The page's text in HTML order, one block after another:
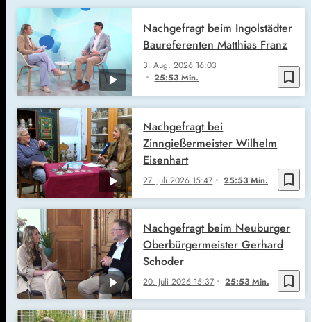
bookmark_border
3. Aug. 2026 16:03
25:53 Min.
Nachgefragt beim Ingolstädter
Baureferenten Matthias Franz
bookmark_border
27. Juli 2026 15:47 25:53 Min.
Nachgefragt bei
Zinngießermeister Wilhelm
Eisenhart
bookmark_border
20. Juli 2026 15:37 25:53 Min.
Nachgefragt beim Neuburger
Oberbürgermeister Gerhard
Schoder